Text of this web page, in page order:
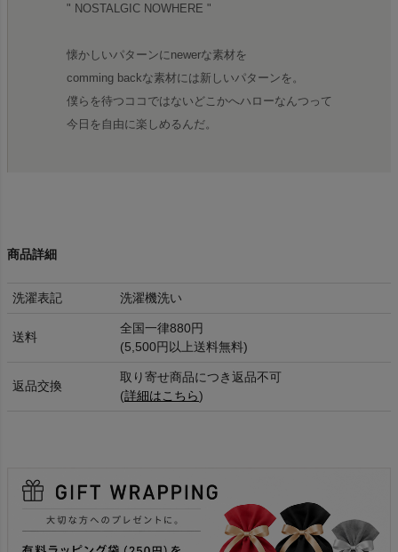
" NOSTALGIC NOWHERE "
懐かしいパターンにnewerな素材を
comming backな素材には新しいパターンを。
僕らを待つココではないどこかへハローなんつって
今日を自由に楽しめるんだ。
商品詳細
洗濯表記 洗濯機洗い
送料
全国一律880円
(5,500円以上送料無料)
返品交換
取り寄せ商品につき返品不可
(詳細はこちら)